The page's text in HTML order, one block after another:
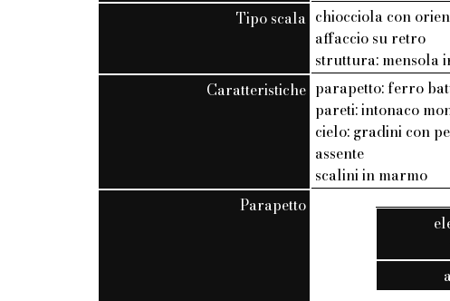
Tipo scala chiocciola con
affaccio su retro
struttura: mensola
Caratteristiche parapetto: ferro
pareti: intonaco
cielo: gradini con
assente
scalini in marmo
Parapetto